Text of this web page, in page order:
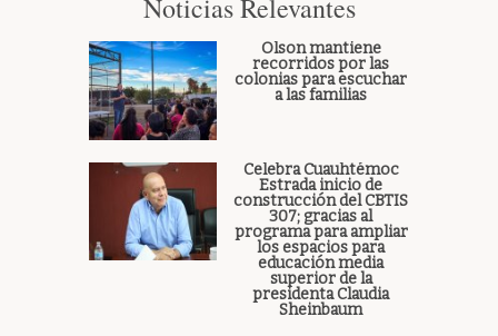
Noticias Relevantes
Olson mantiene
recorridos por las
colonias para escuchar
a las familias
Celebra Cuauhtémoc
Estrada inicio de
construcción del CBTIS
307; gracias al
programa para ampliar
los espacios para
educación media
superior de la
presidenta Claudia
Sheinbaum